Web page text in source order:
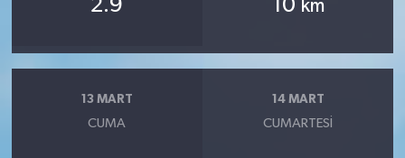
2.9 10 km
13 MART
CUMA
14 MART
CUMARTESI